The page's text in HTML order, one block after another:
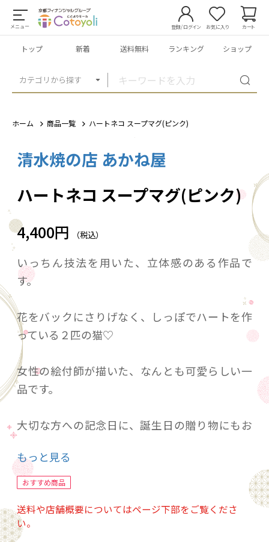
メニュー
カテゴリから探す
登録/ログイン お気に入り カート
トップ 新着 送料無料 ランキング ショップ
ホーム 商品一覧 ハートネコ スープマグ(ピンク)
清水焼の店 あかね屋
ハートネコ スープマグ(ピンク)
4,400円 （税込）
いっちん技法を用いた、立体感のある作品で
す。
花をバックにさりげなく、しっぽでハートを作
っている２匹の猫♡
女性の絵付師が描いた、なんとも可愛らしい一
品です。
大切な方への記念日に、誕生日の贈り物にもお
ご自宅でのくつろぎ時間を。
サイズ： 径10.0㎝×高さ8.0㎝
もっと見る
おすすめ商品
送料や店舗概要についてはページ下部をご覧くださ
い。